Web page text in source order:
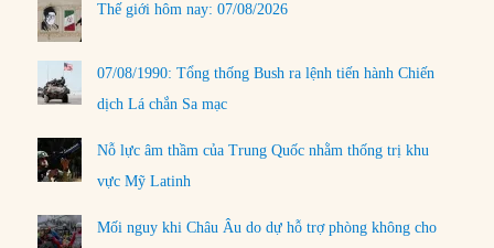
Thế giới hôm nay: 07/08/2026
07/08/1990: Tổng thống Bush ra lệnh tiến hành Chiến
dịch Lá chắn Sa mạc
Nỗ lực âm thầm của Trung Quốc nhằm thống trị khu
vực Mỹ Latinh
Mối nguy khi Châu Âu do dự hỗ trợ phòng không cho